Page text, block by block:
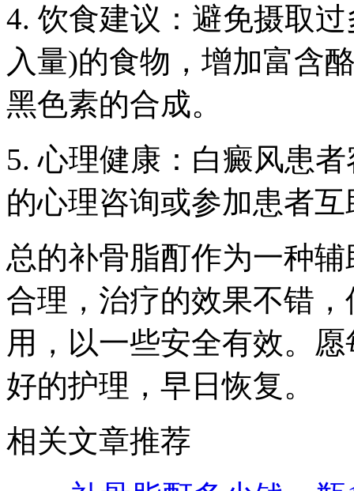
4. 饮食建议：避免摄取
入量)的食物，增加富含
黑色素的合成。
5. 心理健康：白癜风患
的心理咨询或参加患者
总的补骨脂酊作为一种
合理，治疗的效果不错
用，以一些安全有效。
好的护理，早日恢复。
相关文章推荐